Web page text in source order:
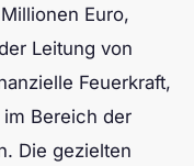
Euro,
Leitung von
Feuerkraft,
Bereich der
Die gezielten